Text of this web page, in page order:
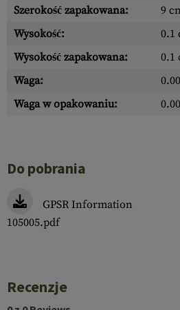
Szerokość zapakowana:
9
Wysokość:
0.1
Wysokość zapakowana:
0.1
Waga:
Waga w opakowaniu:
Do pobrania
GPSR Information
105005.pdf
Recenzje